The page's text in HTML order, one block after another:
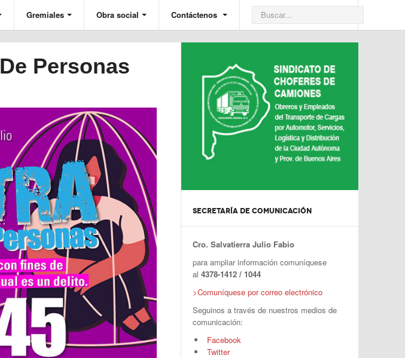
Gremiales Obra social Contáctenos
Personas
SECRETARÍA DE COMUNICACIÓN
Cro. Salvatierra Julio Fabio
para ampliar información comuníquese
al 4378-1412 / 1044
>Comuníquese por correo electrónico
Seguinos a través de nuestros medios de
comunicación:
Facebook
Twitter